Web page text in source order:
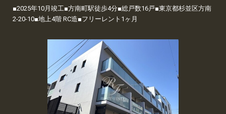
■2025年10月竣工■方南町駅徒歩4分■総戸数16戸■東京都杉並区方南
2-20-10■地上4階 RC造■フリーレント1ヶ月